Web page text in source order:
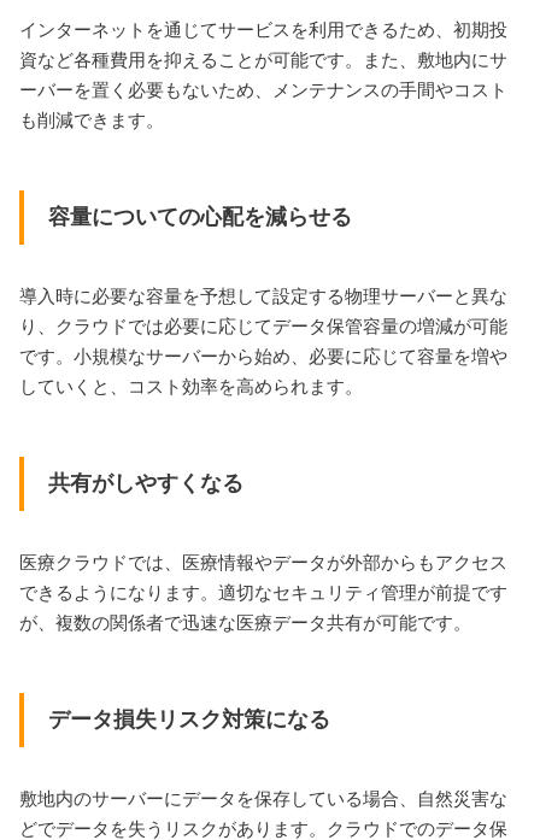
インターネットを通じてサービスを利用できるため、初期投
資など各種費用を抑えることが可能です。また、敷地内にサ
ーバーを置く必要もないため、メンテナンスの手間やコスト
も削減できます。
容量についての心配を減らせる
導入時に必要な容量を予想して設定する物理サーバーと異な
り、クラウドでは必要に応じてデータ保管容量の増減が可能
です。小規模なサーバーから始め、必要に応じて容量を増や
していくと、コスト効率を高められます。
共有がしやすくなる
医療クラウドでは、医療情報やデータが外部からもアクセス
できるようになります。適切なセキュリティ管理が前提です
が、複数の関係者で迅速な医療データ共有が可能です。
データ損失リスク対策になる
敷地内のサーバーにデータを保存している場合、自然災害な
どでデータを失うリスクがあります。クラウドでのデータ保